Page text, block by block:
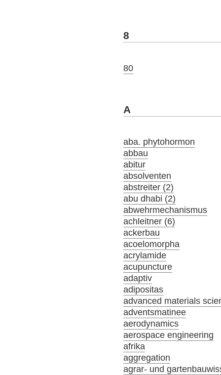
8
80
A
aba. phytohormon
abbau
abitur
absolventen
abstreiter (2)
abu dhabi (2)
abwehrmechanismus
achleitner (6)
ackerbau
acoelomorpha
acrylamide
acupuncture
adaptiv
adipositas
advanced materials
adventsmatinee
aerodynamics
aerospace engineering
afrika
aggregation
agrar- und